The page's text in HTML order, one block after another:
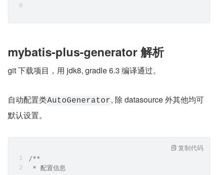
mybatis-plus-generator 解析
git 下载项目，用 jdk8, gradle 6.3 编译通过。
自动配置类AutoGenerator, 除 datasource 外其他均可
默认设置。
/**
* 配置信息
复制代码